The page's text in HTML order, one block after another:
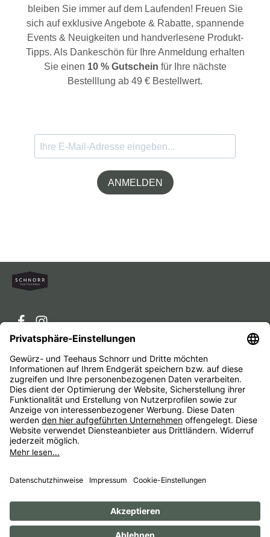
bleiben Sie immer auf dem Laufenden! Freuen Sie
sich auf exklusive Angebote & Rabatte, spannende
Events & Neuigkeiten und handverlesene Produkt-
Tipps. Als Dankeschön für Ihre Anmeldung erhalten
Sie einen 10 % Gutschein für Ihre nächste
Bestelllung ab 49 € Bestellwert.
ANMELDEN
Service-Hotline
Service
Unternehmen
Alle Preise inkl. gesetzl. Mehrwertsteuer zzgl.
anders angegeben.
ImpressumAGBWiderrufsbelehrungenDatenschutz
Barrierefreiheit